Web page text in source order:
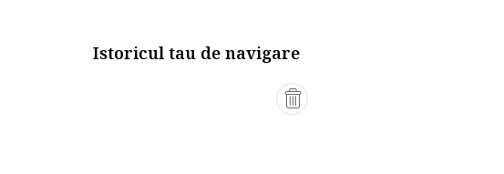
Istoricul tau de navigare